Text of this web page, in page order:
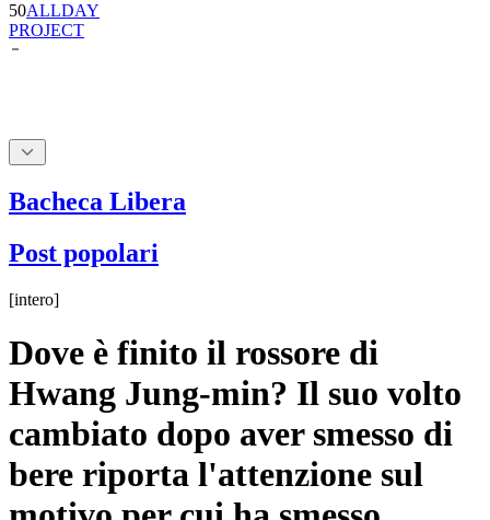
50ALLDAY
PROJECT
Bacheca Libera
Post popolari
[intero]
Dove è finito il rossore di
Hwang Jung-min? Il suo volto
cambiato dopo aver smesso di
bere riporta l'attenzione sul